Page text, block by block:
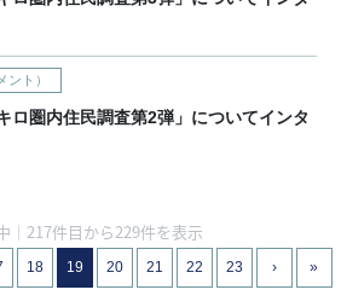
ント）
ロ圏内住民調査第2弾」についてインタ
｜217件目から229件を表示
18 19 20 21 22 23 › »